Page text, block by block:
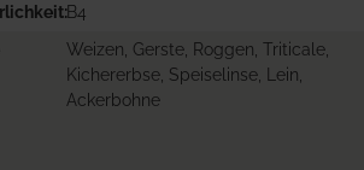
B4
Weizen, Gerste, Roggen, Triticale,
Kichererbse, Speiselinse, Lein,
Ackerbohne